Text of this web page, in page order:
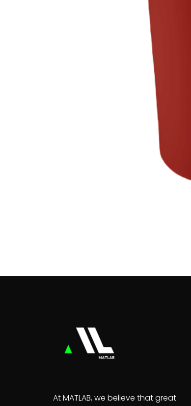
At MATLAB, we believe that great